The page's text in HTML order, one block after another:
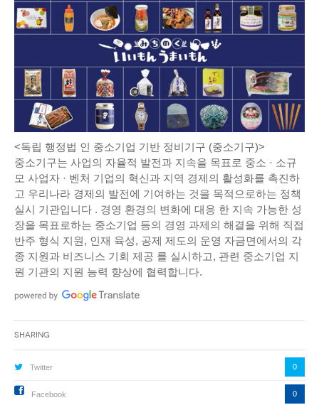
<독립 행정법 인 중소기업 기반 정비기구 (중소기구)>
중소기구는 사업의 자율적 발전과 지속을 목표로 중소 · 소규
모 사업자 · 벤처 기업의 혁신과 지역 경제의 활성화를 촉진하
고 우리나라 경제의 발전에 기여하는 것을 목적으로하는 정책
실시 기관입니다 . 경영 환경의 변화에 대응 한 지속 가능한 성
장을 목표로하는 중소기업 등의 경영 과제의 해결을 위해 직접
반주 형식 지원, 인재 육성, 공제 제도의 운영 자금면에서의 각
종 지원과 비즈니스 기회 제공 를 실시하고, 관련 중소기업 지
원 기관의 지원 능력 향상에 협력합니다.
Sharing
Twitter 0
Facebook 0